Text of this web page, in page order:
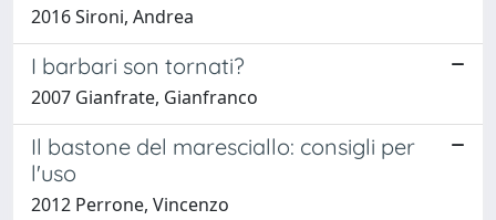
2016 Sironi, Andrea
I barbari son tornati?
2007 Gianfrate, Gianfranco
Il bastone del maresciallo: consigli per
l'uso
2012 Perrone, Vincenzo